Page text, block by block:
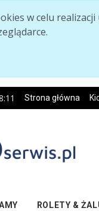
w celu
Strona główna
ROLETY &